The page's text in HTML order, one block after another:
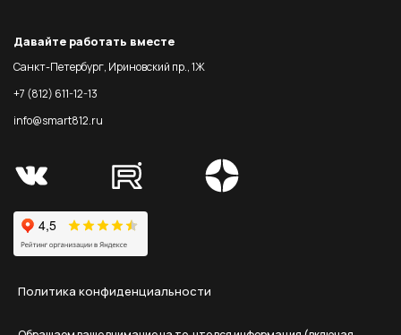
Давайте работать вместе
Санкт-Петербург, Ириновский пр., 1Ж
+7 (812) 611-12-13
info@smart812.ru
Политика конфиденциальности